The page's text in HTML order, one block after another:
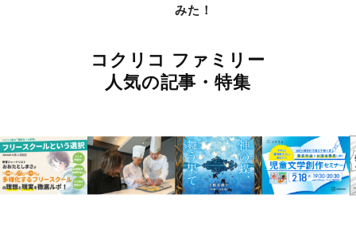
みた！
コクリコ ファミリー
人気の記事・特集